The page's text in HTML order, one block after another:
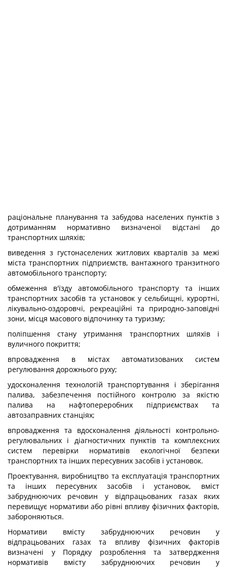
раціональне планування та забудова населених пунктів з
дотриманням нормативно визначеної відстані до
транспортних шляхів;
виведення з густонаселених житлових кварталів за межі
міста транспортних підприємств, вантажного транзитного
автомобільного транспорту;
обмеження в'їзду автомобільного транспорту та інших
транспортних засобів та установок у сельбищні, курортні,
лікувально-оздоровчі, рекреаційні та природно-заповідні
зони, місця масового відпочинку та туризму;
поліпшення стану утримання транспортних шляхів і
вуличного покриття;
впровадження в містах автоматизованих систем
регулювання дорожнього руху;
удосконалення технологій транспортування і зберігання
палива, забезпечення постійного контролю за якістю
палива на нафтопереробних підприємствах та
автозаправних станціях;
впровадження та вдосконалення діяльності контрольно-
регулювальних і діагностичних пунктів та комплексних
систем перевірки нормативів екологічної безпеки
транспортних та інших пересувних засобів і установок.
Проектування, виробництво та експлуатація транспортних
та інших пересувних засобів і установок, вміст
забруднюючих речовин у відпрацьованих газах яких
перевищує нормативи або рівні впливу фізичних факторів,
забороняються.
Нормативи вмісту забруднюючих речовин у
відпрацьованих газах та впливу фізичних факторів
визначені у Порядку розроблення та затвердження
нормативів вмісту забруднюючих речовин у